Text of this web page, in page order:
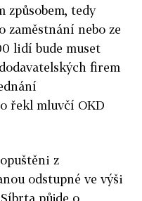
způsobem, tedy
zaměstnání nebo ze
lidí bude muset
firem
řekl mluvčí OKD
z
odstupné ve výši
půjde o